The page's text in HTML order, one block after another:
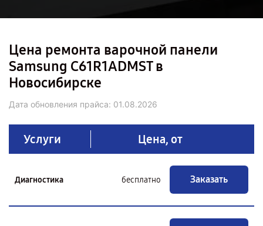
Цена ремонта варочной панели
Samsung C61R1ADMST в
Новосибирске
Дата обновления прайса: 01.08.2026
Услуги Цена, от
Диагностика бесплатно Заказать